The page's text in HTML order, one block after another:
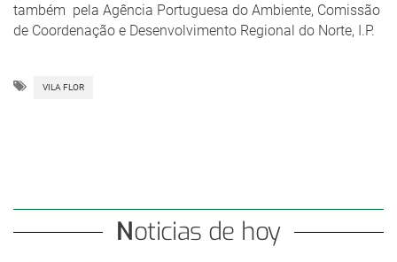
também pela Agência Portuguesa do Ambiente, Comissão
de Coordenação e Desenvolvimento Regional do Norte, I.P.
VILA FLOR
Noticias de hoy